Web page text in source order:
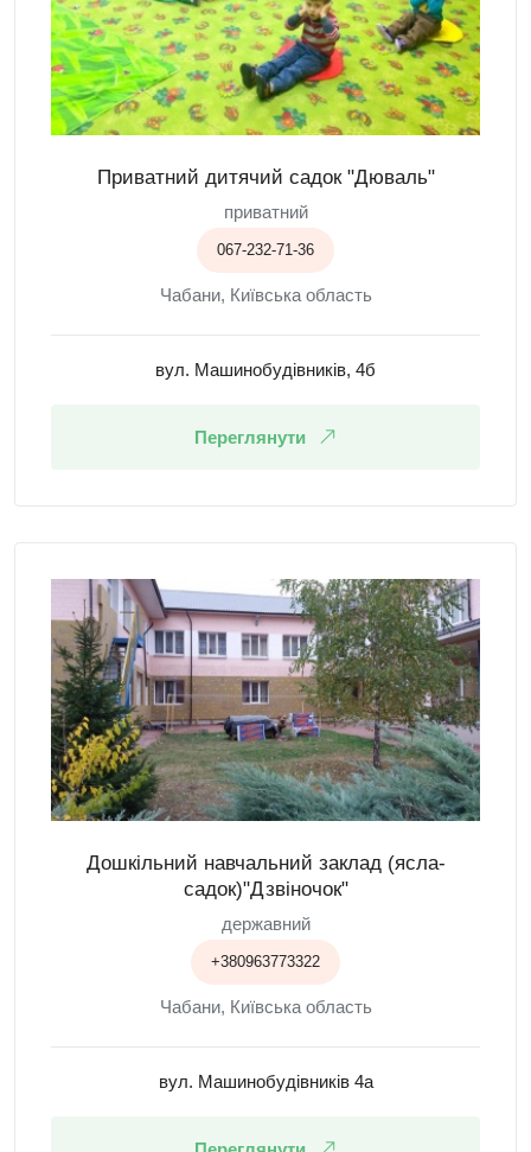
Приватний дитячий садок "Дюваль"
приватний
067-232-71-36
Чабани, Київська область
вул. Машинобудівників, 4б
Переглянути
Дошкільний навчальний заклад (ясла-
садок)"Дзвіночок"
державний
+380963773322
Чабани, Київська область
вул. Машинобудівників 4а